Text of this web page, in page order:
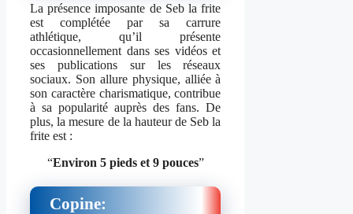
La présence imposante de Seb la frite
est complétée par sa carrure
athlétique, qu’il présente
occasionnellement dans ses vidéos et
ses publications sur les réseaux
sociaux. Son allure physique, alliée à
son caractère charismatique, contribue
à sa popularité auprès des fans. De
plus, la mesure de la hauteur de Seb la
frite est :
“Environ 5 pieds et 9 pouces”
Copine: